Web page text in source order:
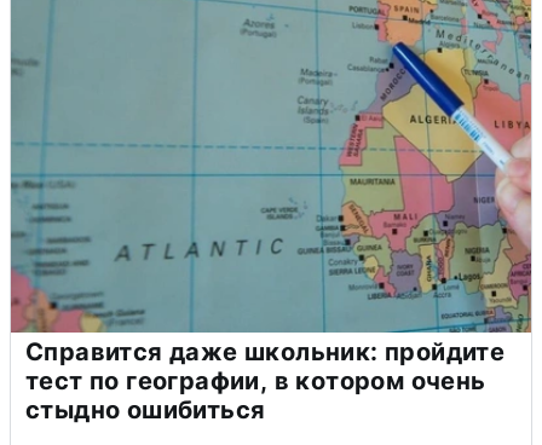
Справится даже школьник: пройдите
тест по географии, в котором очень
стыдно ошибиться